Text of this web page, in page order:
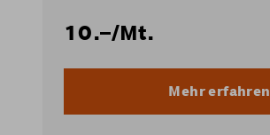
10.–/Mt.
Mehr erfahren